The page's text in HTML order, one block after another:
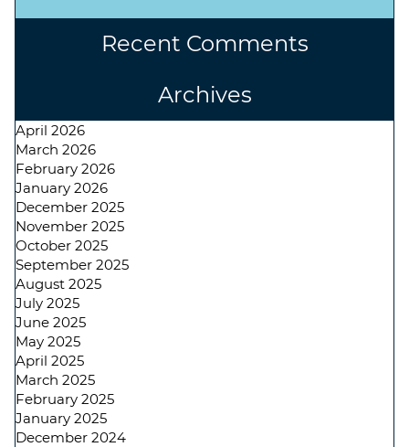
Recent Comments
Archives
April 2026
March 2026
February 2026
January 2026
December 2025
November 2025
October 2025
September 2025
August 2025
July 2025
June 2025
May 2025
April 2025
March 2025
February 2025
January 2025
December 2024